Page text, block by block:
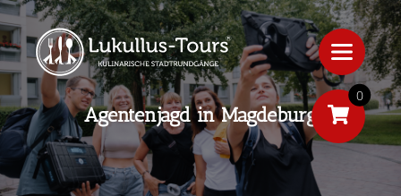
Agentenjagd in Magdeburg
0